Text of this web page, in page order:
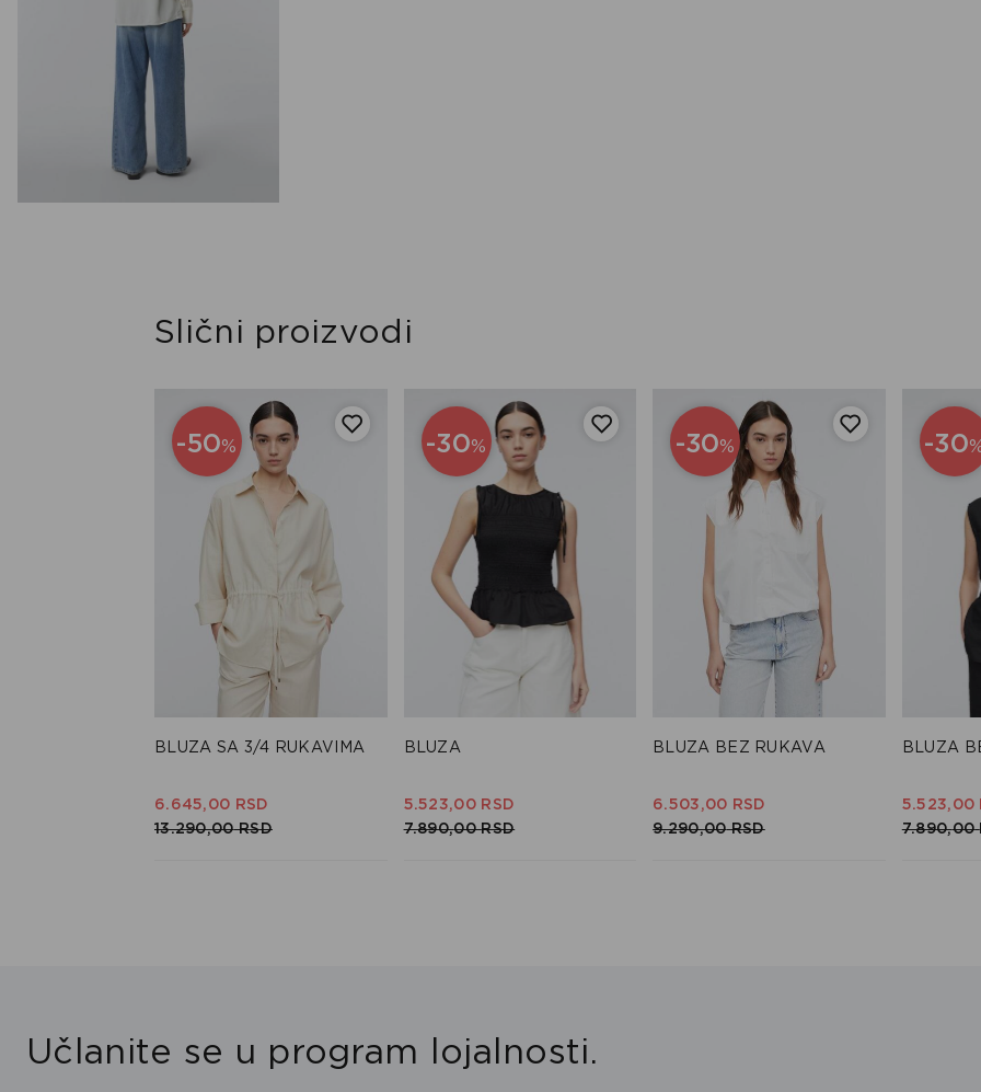
Slični proizvodi
-50%
BLUZA SA 3/4 RUKAVIMA
6.645,00 RSD
13.290,00 RSD
-30%
BLUZA
5.523,00 RSD
7.890,00 RSD
-30%
BLUZA BEZ RUKAVA
6.503,00 RSD
9.290,00 RSD
-30
BLUZA
5.523,00
7.890,00
Učlanite se u program lojalnosti.